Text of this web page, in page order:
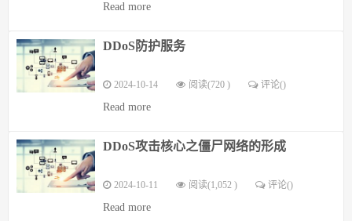
Read more
DDoS防护服务
2024-10-14 阅读(720 ) 评论()
Read more
DDoS攻击核心之僵尸网络的形成
2024-10-11 阅读(1,052 ) 评论()
Read more